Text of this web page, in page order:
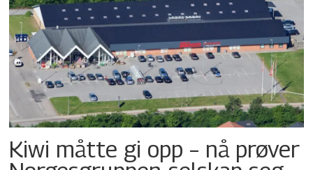
Kiwi måtte gi opp – nå prøver